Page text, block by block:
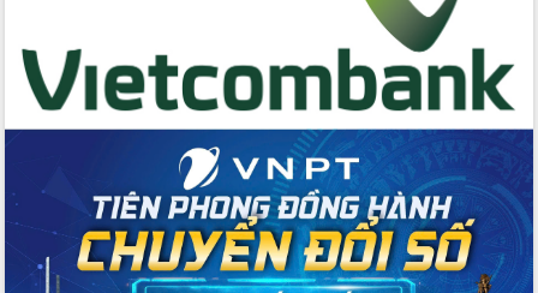
Tập huấn ứng dụng trí tuệ nhân tạo (AI)
trong thương mại điện tử năm 2026
trao đổi thông tin trước Kỳ họp thứ
Quyết liệt cải cách hành chính, khơi
thông nguồn lực phát triển
Nâng cao hiệu lực, hiệu quả HĐND
tỉnh thông qua hiện đại hóa hành chính